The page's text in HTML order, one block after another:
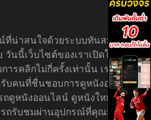
ที่น่าสนใจด้วยระบบทันสมัย
นี้เว็บไซต์ของเราเปิดให้
ารคลิกไม่กี่ครั้งเท่านั้น เราเป็น
บคนที่ชื่นชอบการดูหนังอย่างมี
ดูหนังออนไลน์ ดูหนังใหม่ได้
รถรับชมผ่านอุปกรณ์ที่คุณมีอยู่